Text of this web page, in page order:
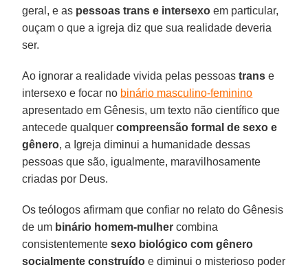
geral, e as pessoas trans e intersexo em particular,
ouçam o que a igreja diz que sua realidade deveria
ser.
Ao ignorar a realidade vivida pelas pessoastrans e
intersexo e focar no binário masculino-feminino
apresentado em Gênesis, um texto não científico que
antecede qualquercompreensão formal de sexo e
gênero, a Igreja diminui a humanidade dessas
pessoas que são, igualmente, maravilhosamente
criadas por Deus.
Os teólogos afirmam que confiar no relato do Gênesis
de um binário homem-mulher combina
consistentementesexo biológico com gênero
socialmente construído e diminui o misterioso poder